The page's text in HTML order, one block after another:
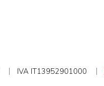
IVA IT13952901000